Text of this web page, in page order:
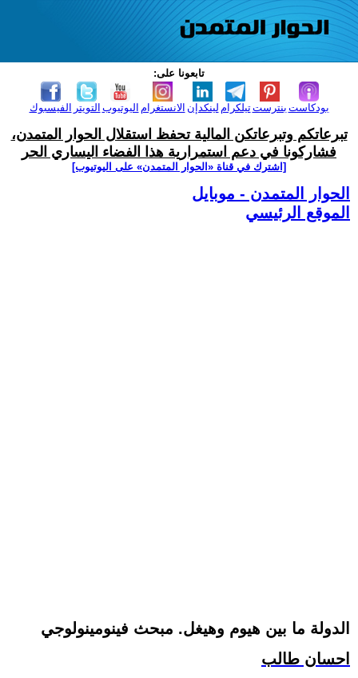
تابعونا على:
الفيسبوك التويتر اليوتيوب الانستغرام لينكدإن تيلكرامبنترست بودكاست
تبرعاتكم وتبرعاتكن المالية تحفظ استقلال الحوار المتمدن،
فشاركونا في دعم استمرارية هذا الفضاء اليساري الحر
[اشترك في قناة ‫«الحوار المتمدن» على اليوتيوب]
الحوار المتمدن - موبايل
الموقع الرئيسي
الدولة ما بين هيوم وهيغل. مبحث فينومينولوجي
احسان طالب